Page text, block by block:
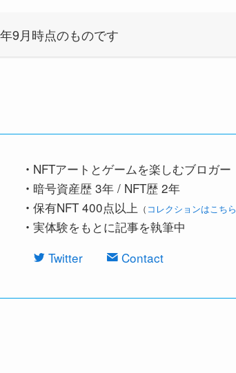
9月時点のものです
・ NFTアートとゲームを楽しむブロガー
・ 暗号資産歴 3年 / NFT歴 2年
・ 保有NFT 400点以上 （ コレクションはこちら
・ 実体験をもとに記事を執筆中
Twitter
Contact